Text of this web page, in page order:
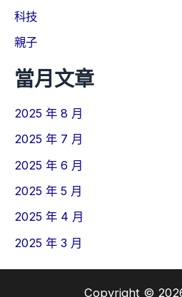
科技
親子
當月文章
2025 年 8 月
2025 年 7 月
2025 年 6 月
2025 年 5 月
2025 年 4 月
2025 年 3 月
Copyright ©